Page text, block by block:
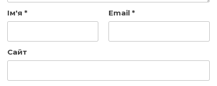
Ім'я * Email *
Сайт